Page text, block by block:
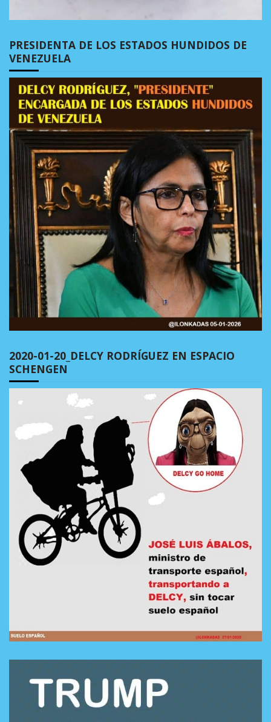
PRESIDENTA DE LOS ESTADOS HUNDIDOS DE
VENEZUELA
2020-01-20_DELCY RODRÍGUEZ EN ESPACIO
SCHENGEN